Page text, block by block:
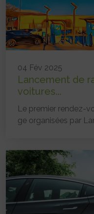
04 Fév 2025
Lancement de
voitures...
Le premier rendez-
ge organisées par